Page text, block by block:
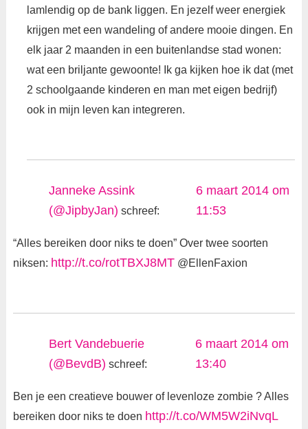
lamlendig op de bank liggen. En jezelf weer energiek
krijgen met een wandeling of andere mooie dingen. En
elk jaar 2 maanden in een buitenlandse stad wonen:
wat een briljante gewoonte! Ik ga kijken hoe ik dat (met
2 schoolgaande kinderen en man met eigen bedrijf)
ook in mijn leven kan integreren.
Janneke Assink
(@JipbyJan) schreef:
6 maart 2014 om
11:53
“Alles bereiken door niks te doen” Over twee soorten
niksen: http://t.co/rotTBXJ8MT@EllenFaxion
Bert Vandebuerie
(@BevdB) schreef:
6 maart 2014 om
13:40
Ben je een creatieve bouwer of levenloze zombie ? Alles
bereiken door niks te doen http://t.co/WM5W2iNvqL